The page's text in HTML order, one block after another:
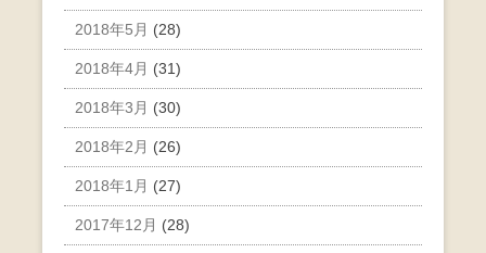
2018年5月 (28)
2018年4月 (31)
2018年3月 (30)
2018年2月 (26)
2018年1月 (27)
2017年12月 (28)